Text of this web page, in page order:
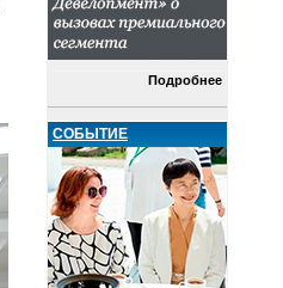
Подробнее
СОБЫТИЕ